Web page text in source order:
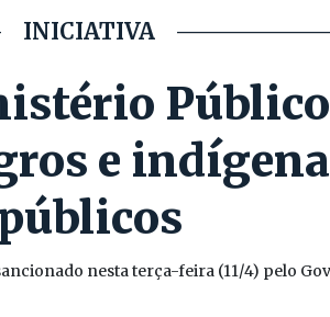
INICIATIVA
e
nesta terça-feira (11/4) pelo